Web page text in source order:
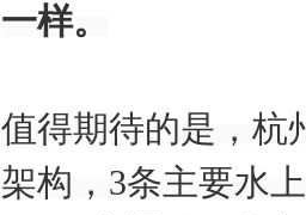
一样。
值得期待的是，杭
架构，3条主要水